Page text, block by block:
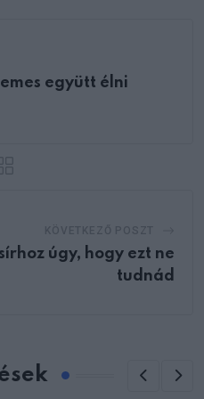
együtt élni
úgy, hogy ezt ne
tudnád